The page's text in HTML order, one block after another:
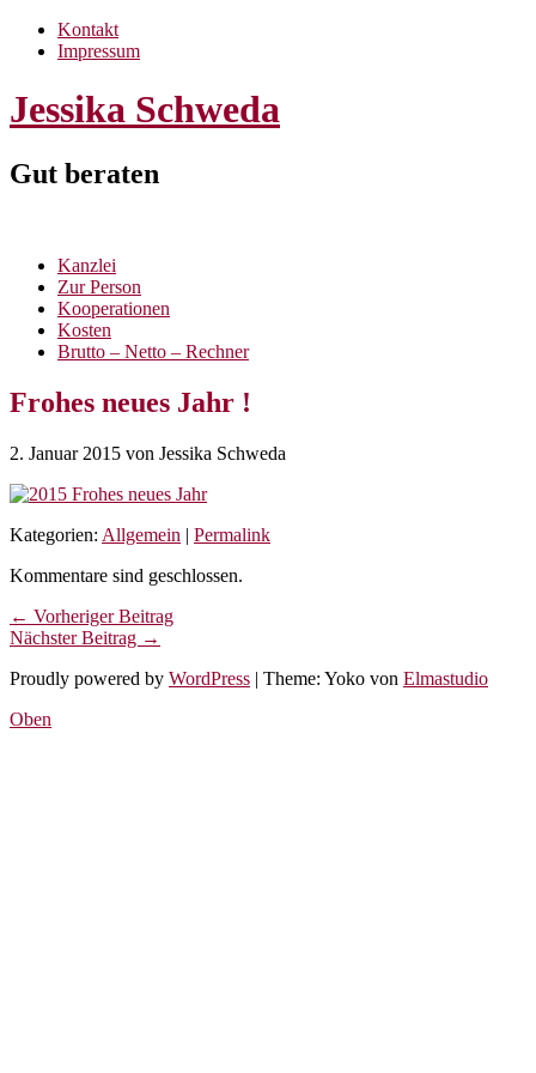
Kontakt
Impressum
Jessika Schweda
Gut beraten
Kanzlei
Zur Person
Kooperationen
Kosten
Brutto – Netto – Rechner
Frohes neues Jahr !
2. Januar 2015 von Jessika Schweda
Kategorien: Allgemein | Permalink
Kommentare sind geschlossen.
← Vorheriger Beitrag
Nächster Beitrag →
Proudly powered by WordPress | Theme: Yoko von Elmastudio
Oben